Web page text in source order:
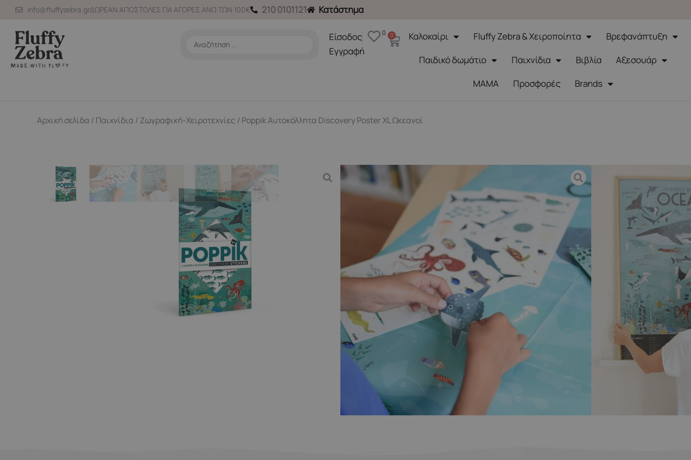
Μετάβαση
περιεχόμενο
info@fluffyzebra.grΔΩΡΕΑΝ ΑΠΟΣΤΟΛΕΣ ΓΙΑ ΑΓΟΡΕΣ ΑΝΩ ΤΩΝ 100€ 210 0101121 Κατάστημα
Search
Είσοδος
Εγγραφή
0 0
CartΚαλοκαίρι Fluffy Zebra & Χειροποίητα
Βρεφανάπτυξη
Παιδικό δωμάτιο
Παιχνίδια Βιβλία
Αξεσουάρ
ΜΑΜΑ
Προσφορές Brands
Αρχική σελίδα / Παιχνίδια / Ζωγραφική-Χειροτεχνίες / Poppik Αυτοκόλλητα Discovery Poster XL Ωκεανοί
Ζωγραφική-Χειροτεχνίες
Poppik Αυτοκόλλητα Discovery Poster XL Ωκεανοί
Κωδικός Προϊόντος DIS002
17,90€
Εξαντλημένο
Wishlist